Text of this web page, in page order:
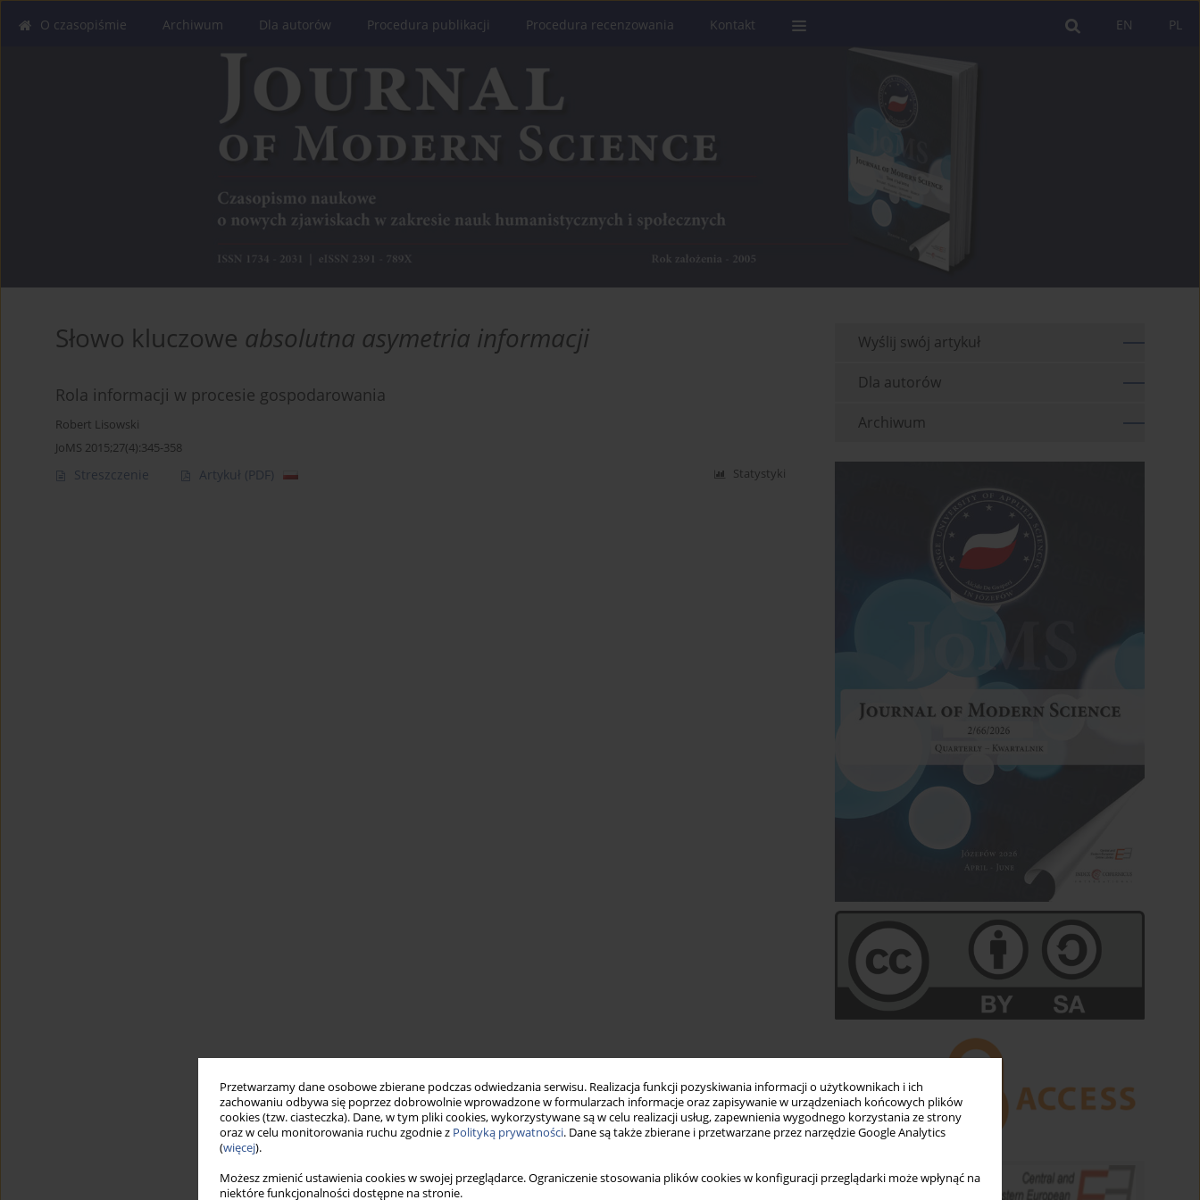
Przetwarzamy dane osobowe zbierane podczas odwiedzania serwisu. Realizacja funkcji pozyskiwania informacji o użytkownikach i ich
zachowaniu odbywa się poprzez dobrowolnie wprowadzone w formularzach informacje oraz zapisywanie w urządzeniach końcowych plików
cookies (tzw. ciasteczka). Dane, w tym pliki cookies, wykorzystywane są w celu realizacji usług, zapewnienia wygodnego korzystania ze strony
oraz w celu monitorowania ruchu zgodnie z Polityką prywatności. Dane są także zbierane i przetwarzane przez narzędzie Google Analytics
(więcej).
Możesz zmienić ustawienia cookies w swojej przeglądarce. Ograniczenie stosowania plików cookies w konfiguracji przeglądarki może wpłynąć na
niektóre funkcjonalności dostępne na stronie.
PL
EN
O czasopiśmie Archiwum Dla autorów Procedura publikacji Procedura recenzowania Kontakt
Słowo kluczowe absolutna asymetria informacji
Rola informacji w procesie gospodarowania
Robert Lisowski
JoMS 2015;27(4):345-358
Streszczenie Artykuł (PDF) Statystyki
Wyślij swój artykuł
Dla autorów
Archiwum